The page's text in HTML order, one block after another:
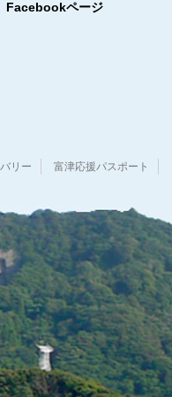
ブ
Facebookページ
リー 富津応援パスポート